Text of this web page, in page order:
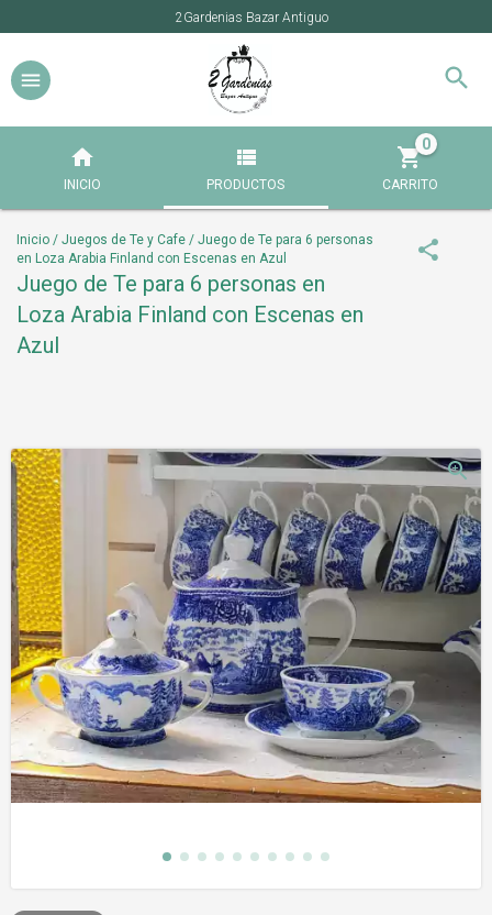
2Gardenias Bazar Antiguo
INICIO PRODUCTOS CARRITO
0
Inicio / Juegos de Te y Cafe / Juego de Te para 6 personas
en Loza Arabia Finland con Escenas en Azul
Juego de Te para 6 personas en
Loza Arabia Finland con Escenas en
Azul